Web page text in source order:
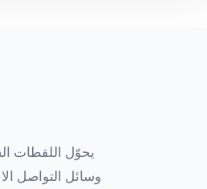
يحوّل اللقطات
وسائل التواصل